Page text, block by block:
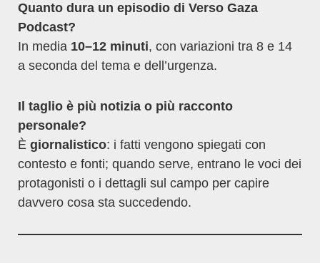
Quanto dura un episodio di Verso Gaza
Podcast?
In media 10–12 minuti, con variazioni tra 8 e 14
a seconda del tema e dell’urgenza.
Il taglio è più notizia o più racconto
personale?
È giornalistico: i fatti vengono spiegati con
contesto e fonti; quando serve, entrano le voci dei
protagonisti o i dettagli sul campo per capire
davvero cosa sta succedendo.